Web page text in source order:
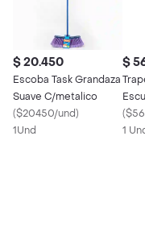
$ 20.450
Escoba Task Grandaza
Suave C/metalico
($20450/und)
1Und
$
(
1